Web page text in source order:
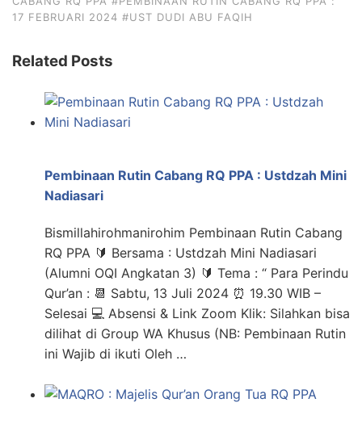
17 FEBRUARI 2024 #UST DUDI ABU FAQIH
Related Posts
Pembinaan Rutin Cabang RQ PPA : Ustdzah Mini
Nadiasari
Bismillahirohmanirohim Pembinaan Rutin Cabang
RQ PPA 🔰 Bersama : Ustdzah Mini Nadiasari
(Alumni OQI Angkatan 3) 🔰 Tema : “ Para Perindu
Qur’an : 📆 Sabtu, 13 Juli 2024 ⏰ 19.30 WIB –
Selesai 💻 Absensi & Link Zoom Klik: Silahkan bisa
dilihat di Group WA Khusus (NB: Pembinaan Rutin
ini Wajib di ikuti Oleh …